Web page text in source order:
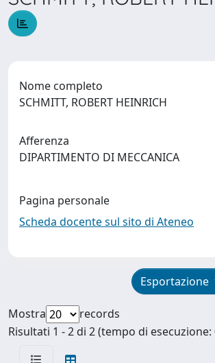
Nome completo
SCHMITT, ROBERT HEINRICH
Afferenza
DIPARTIMENTO DI MECCANICA
Pagina personale
Scheda docente sul sito di Ateneo
Esportazione
Mostra
records
Risultati 1 - 2 di 2 (tempo di esecuzione: